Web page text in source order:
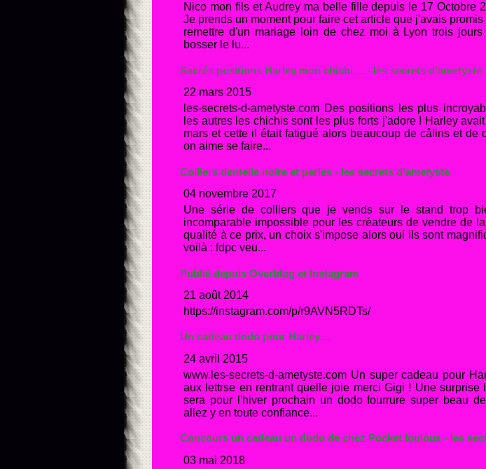
Nico mon fils et Audrey ma belle fille depuis le 17 Octobre
Je prends un moment pour faire cet article que j'avais
remettre d'un mariage loin de chez moi à Lyon trois
bosser le lu...
Sacrés positions Harley mon chichi.... - les secrets d'ametyste
22 mars 2015
les-secrets-d-ametyste.com Des positions les plus
les autres les chichis sont les plus forts j'adore ! Harley
mars et cette il était fatigué alors beaucoup de câlins et de
on aime se faire...
Colliers dentelle noire et perles - les secrets d'ametyste
04 novembre 2017
Une série de colliers que je vends sur le stand trop
incomparable impossible pour les créateurs de vendre de
qualité à ce prix, un choix s'impose alors oui ils sont
voilà : fdpc veu...
Publié depuis Overblog et Instagram
21 août 2014
https://instagram.com/p/r9AVN5RDTs/
Un cadeau dodo pour Harley....
24 avril 2015
www.les-secrets-d-ametyste.com Un super cadeau pour
aux lettrse en rentrant quelle joie merci Gigi ! Une surprise
sera pour l'hiver prochain un dodo fourrure super beau
allez y en toute confiance...
Concours un cadeau un dodo de chez Pocket loulous - les
03 mai 2018